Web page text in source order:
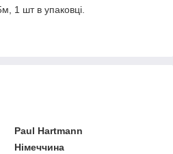
1 шт в упаковці.
Paul Hartmann
Німеччина